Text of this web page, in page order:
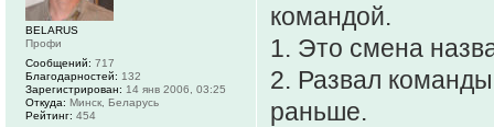
командой.
1. Это смена
2. Развал
раньше.
BELARUS
Профи
Сообщений: 717
Благодарностей: 132
Зарегистрирован: 14 янв 2006, 03:25
Откуда: Минск, Беларусь
Рейтинг: 454